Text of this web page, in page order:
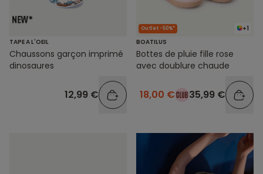
TAPE A L'OEIL
Chaussons garçon imprimé
dinosaures
12,99 €
+1
Outlet -50%*
BOATILUS
Bottes de pluie fille rose
avec doublure chaude
18,00 € 35,99 €